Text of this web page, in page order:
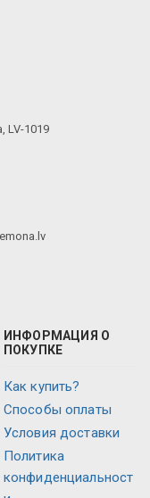
LV-1019
ИНФОРМАЦИЯ О
ПОКУПКЕ
Как купить?
Способы оплаты
Условия доставки
Политика
конфиденциальност